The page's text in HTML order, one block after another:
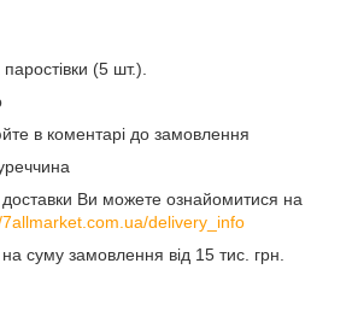
(5 шт.).
в коментарі до замовлення
Ви можете ознайомитися на
delivery_info
суму замовлення від 15 тис. грн.